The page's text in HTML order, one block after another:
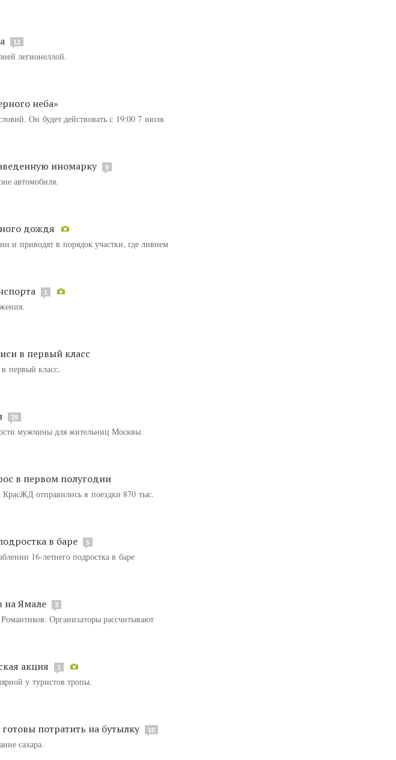
12
легионеллой.
неба»
Он будет действовать с 19:00 7 июля
иномарку 9
автомобиля.
дождя
и приводят в порядок участки, где ливнем
1
в первый класс
первый класс.
39
мужчины для жительниц Москвы.
в первом полугодии
отправились в поездки 870 тыс.
в баре 5
16-летнего подростка в баре
на Ямале 3
Организаторы рассчитывают
акция 1
у туристов тропы.
потратить на бутылку 10
сахара.